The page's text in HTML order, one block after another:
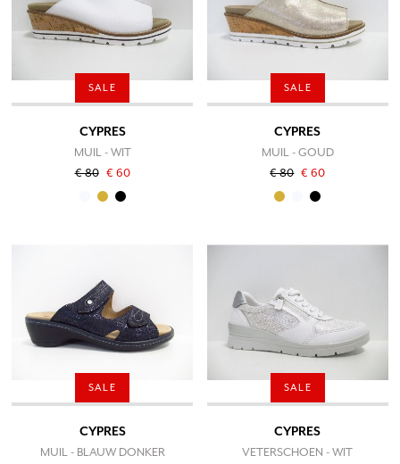
SALE
CYPRES
MUIL - WIT
€ 80 € 60
SALE
CYPRES
MUIL - GOUD
€ 80 € 60
SALE
CYPRES
MUIL - BLAUW DONKER
SALE
CYPRES
VETERSCHOEN - WIT